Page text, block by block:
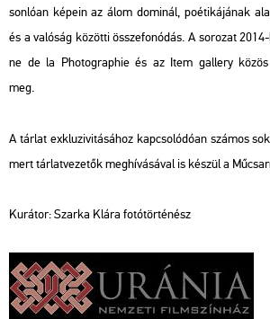
son­ló­an ké­pe­in az álom do­mi­nál, po­é­ti­ká­já­nak
és a va­ló­ság kö­zöt­ti össze­fo­nó­dás. A so­ro­zat
ne de la Pho­to­gra­p­hie és az Item gal­lery közös
meg.
A tár­lat exk­lu­zi­vi­tá­sá­hoz kap­cso­ló­dó­an szá­mos
mert tár­lat­ve­ze­tők meg­hí­vá­sá­val is ké­szül a
Ku­rá­tor: Szar­ka Klára fo­tó­tör­té­nész